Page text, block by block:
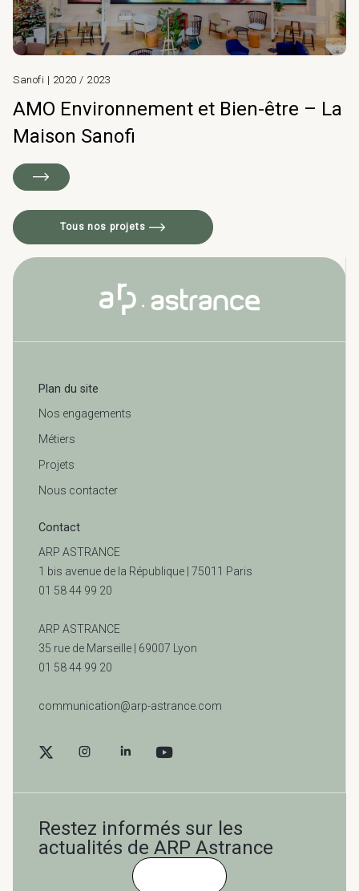
Sanofi | 2020 / 2023
AMO Environnement et Bien-être – La
Maison Sanofi
Tous nos projets
Plan du site
Nos engagements
Métiers
Projets
Nous contacter
Contact
ARP ASTRANCE
1 bis avenue de la République | 75011 Paris
01 58 44 99 20
ARP ASTRANCE
35 rue de Marseille | 69007 Lyon
01 58 44 99 20
communication@arp-astrance.com
Restez informés sur les
actualités de ARP Astrance